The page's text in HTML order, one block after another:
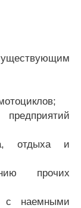
отдыха и
прочих
с наемными